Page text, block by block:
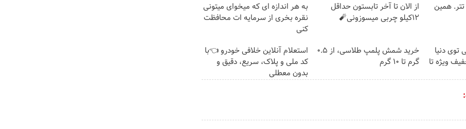
تتر. همین
از الان تا آخر تابستون حداقل
12کیلو چربی میسوزونی🧨
به هر اندازه ای که میخوای میتونی
نقره بخری از سرمایه ات محافظت
کنی
توی دنیا
ویژه تا
خرید شمش پلمپ طلاسی، از ۰.۵
گرم تا ۱۰ گرم
استعلام آنلاین خلافی خودرو 👈با
کد ملی و پلاک، سریع، دقیق و
بدون معطلی